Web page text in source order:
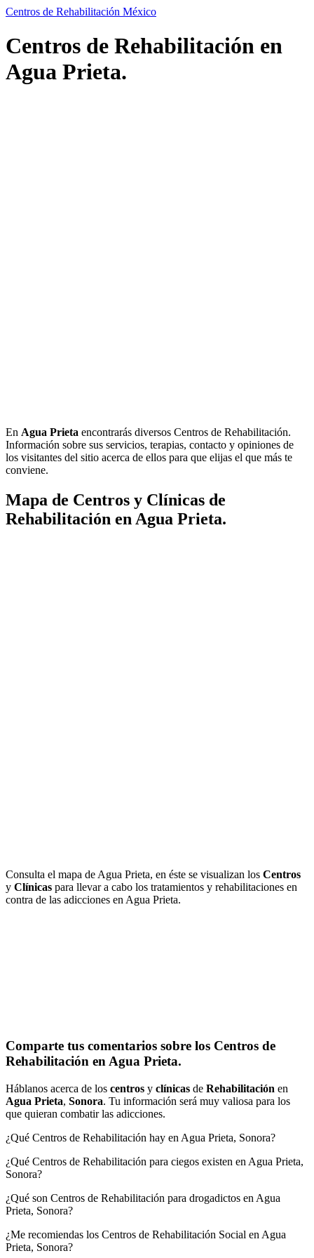
Centros de Rehabilitación México
Centros de Rehabilitación en
Agua Prieta.
En Agua Prieta encontrarás diversos Centros de Rehabilitación.
Información sobre sus servicios, terapias, contacto y opiniones de
los visitantes del sitio acerca de ellos para que elijas el que más te
conviene.
Mapa de Centros y Clínicas de
Rehabilitación en Agua Prieta.
Consulta el mapa de Agua Prieta, en éste se visualizan los Centros
y Clínicas para llevar a cabo los tratamientos y rehabilitaciones en
contra de las adicciones en Agua Prieta.
Comparte tus comentarios sobre los Centros de
Rehabilitación en Agua Prieta.
Háblanos acerca de los centros y clínicas de Rehabilitación en
Agua Prieta, Sonora. Tu información será muy valiosa para los
que quieran combatir las adicciones.
¿Qué Centros de Rehabilitación hay en Agua Prieta, Sonora?
¿Qué Centros de Rehabilitación para ciegos existen en Agua Prieta,
Sonora?
¿Qué son Centros de Rehabilitación para drogadictos en Agua
Prieta, Sonora?
¿Me recomiendas los Centros de Rehabilitación Social en Agua
Prieta, Sonora?